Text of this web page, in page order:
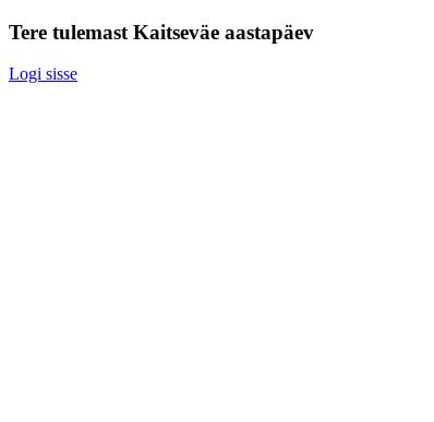
Tere tulemast Kaitseväe aastapäev
Logi sisse